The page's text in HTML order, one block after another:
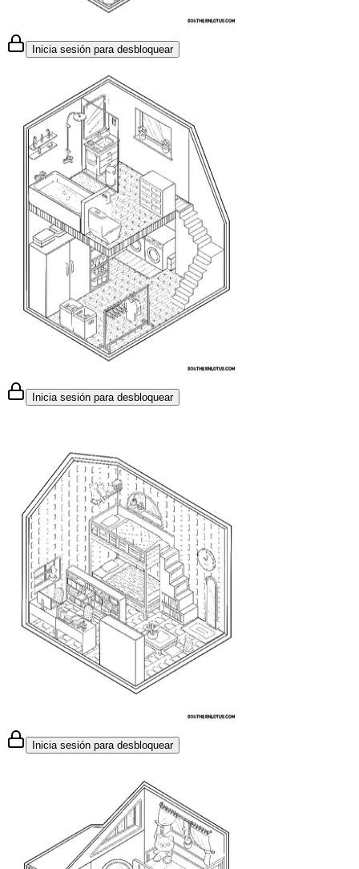
Inicia sesión para desbloquear
Inicia sesión para desbloquear
Inicia sesión para desbloquear